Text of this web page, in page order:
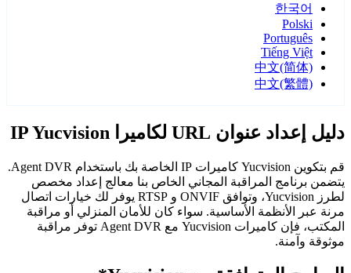
한국어
Polski
Português
Tiếng Việt
中文(简体)
中文(繁體)
دليل إعداد عنوان URL لكاميرا IP Yucvision
قم بتكوين Yucvision كاميرات IP الخاصة بك باستخدام Agent DVR.
يتضمن برنامج المراقبة المجاني الخاص بنا معالج إعداد مخصص
لطرز Yucvision، وتوافق ONVIF و RTSP يوفر لك خيارات اتصال
مرنة عبر الأنظمة الأساسية. سواء كان للأمان المنزلي أو مراقبة
المكتب، فإن كاميرات Yucvision مع Agent DVR توفر مراقبة
موثوقة وآمنة.